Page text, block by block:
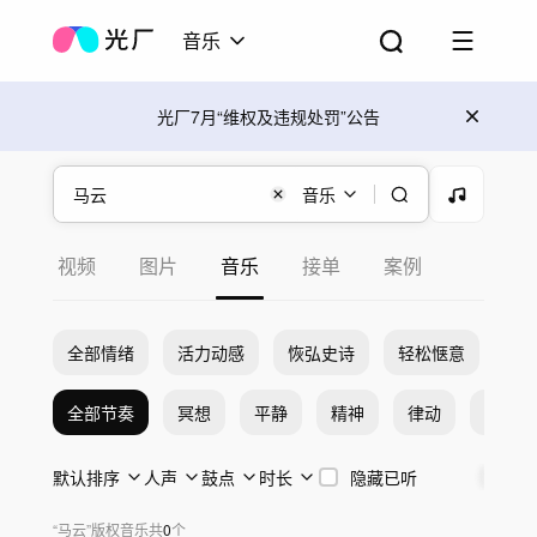
音乐
光厂7月“维权及违规处罚”公告
音乐
视频 图片 音乐 接单 案例
全部情绪 活力动感 恢弘史诗 轻松惬意
全部节奏 冥想 平静 精神 律动
默认排序 人声 鼓点 时长 隐藏已听
“马云”版权音乐共0个